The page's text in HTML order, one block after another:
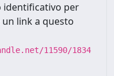
identificativo per
link a questo
11590/1834